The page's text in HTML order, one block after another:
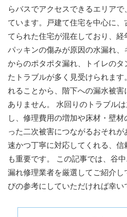
らバスでアクセスできるエリア
ています。戸建て住宅を中心に
てられた住宅が混在しており、
パッキンの傷みが原因の水漏れ、
からのポタポタ漏れ、トイレのタ
たトラブルが多く見受けられま
れることから、階下への漏水被害
ありません。 水回りのトラブル
し、修理費用の増加や床材・壁
った二次被害につながるおそれ
速かつ丁寧に対応してくれる、信
も重要です。 この記事では、谷
漏れ修理業者を厳選してご紹介
びの参考にしていただければ幸い